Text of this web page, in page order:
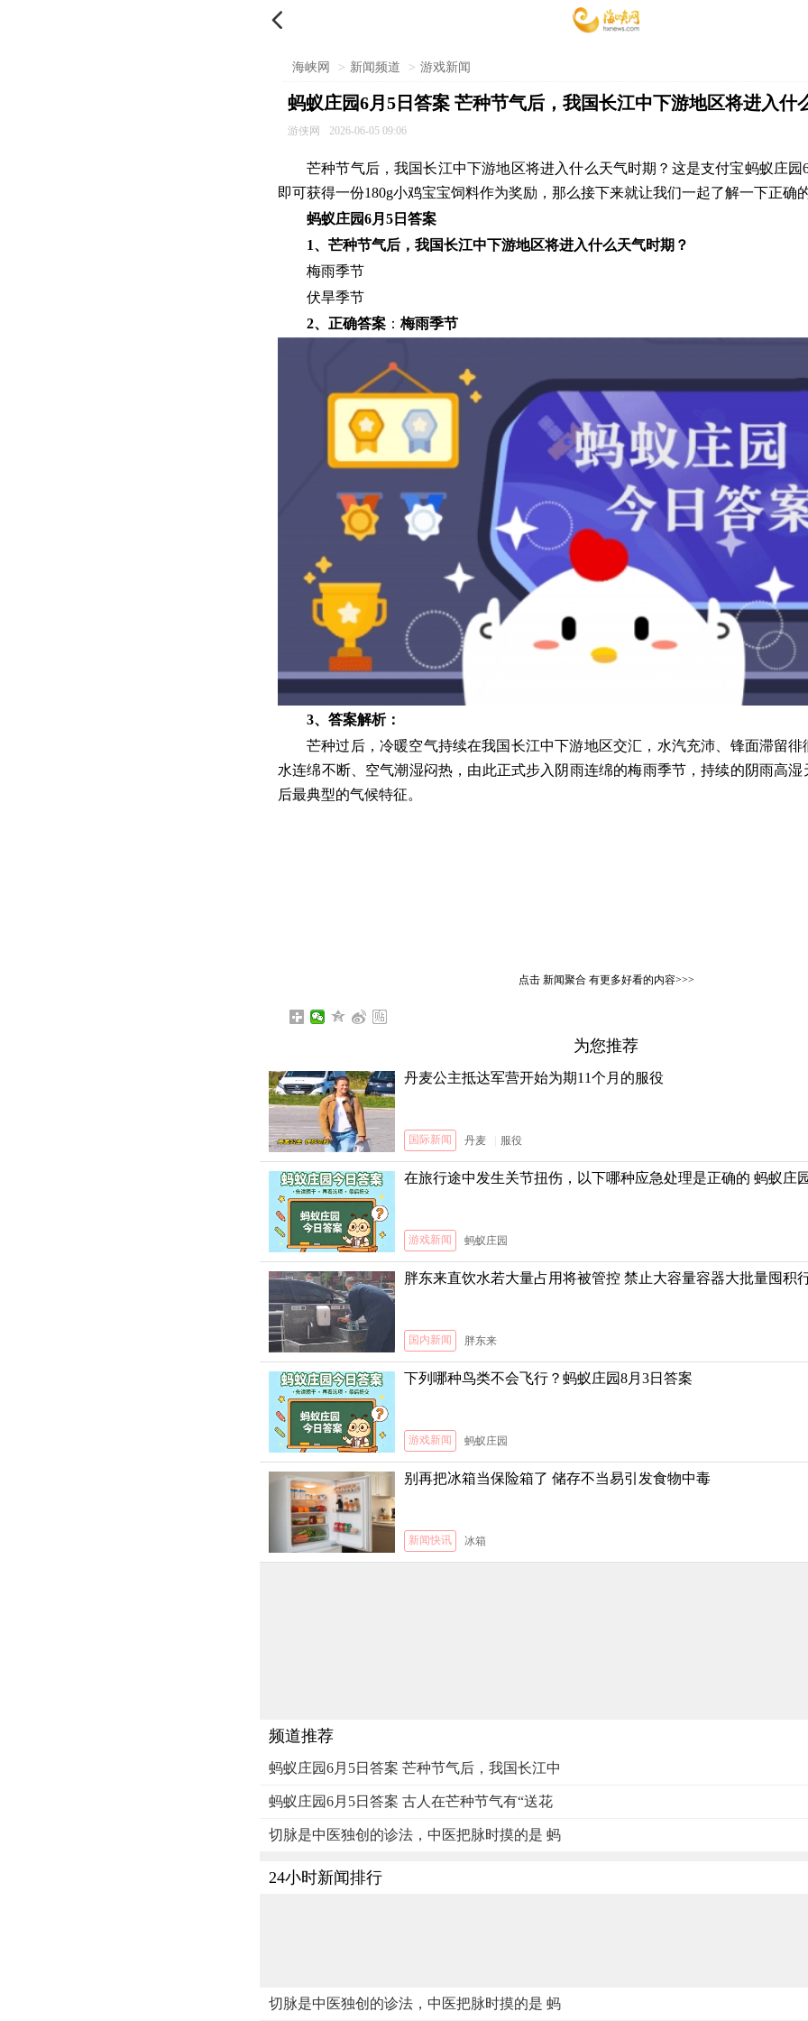

海峡网 > 新闻频道 > 游戏新闻
蚂蚁庄园6月5日答案 芒种节气后，我国长江中下游地区将进入什
游侠网 2026-06-05 09:06
芒种节气后，我国长江中下游地区将进入什么天气时期？这是支付宝蚂蚁庄园
即可获得一份180g小鸡宝宝饲料作为奖励，那么接下来就让我们一起了解一下正确
蚂蚁庄园6月5日答案
1、芒种节气后，我国长江中下游地区将进入什么天气时期？
梅雨季节
伏旱季节
2、正确答案 ： 梅雨季节
3、答案解析：
芒种过后，冷暖空气持续在我国长江中下游地区交汇，水汽充沛、锋面滞留
水连绵不断、空气潮湿闷热，由此正式步入阴雨连绵的梅雨季节，持续的阴雨高
后最典型的气候特征。
点击 新闻聚合有更多好看的内容>>>
为您推荐
丹麦公主抵达军营开始为期11个月的服役
国际新闻 丹麦 服役
在旅行途中发生关节扭伤，以下哪种应急处理是正确的 蚂蚁庄
游戏新闻 蚂蚁庄园
胖东来直饮水若大量占用将被管控 禁止大容量容器大批量囤积
国内新闻 胖东来
下列哪种鸟类不会飞行？蚂蚁庄园8月3日答案
游戏新闻 蚂蚁庄园
别再把冰箱当保险箱了 储存不当易引发食物中毒
新闻快讯 冰箱
频道推荐
蚂蚁庄园6月5日答案 芒种节气后，我国长江中
蚂蚁庄园6月5日答案 古人在芒种节气有“送花
切脉是中医独创的诊法，中医把脉时摸的是 蚂
24小时新闻排行
切脉是中医独创的诊法，中医把脉时摸的是 蚂